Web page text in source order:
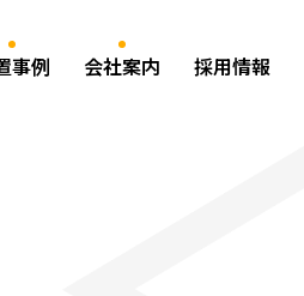
事例 会社案内 採用情報